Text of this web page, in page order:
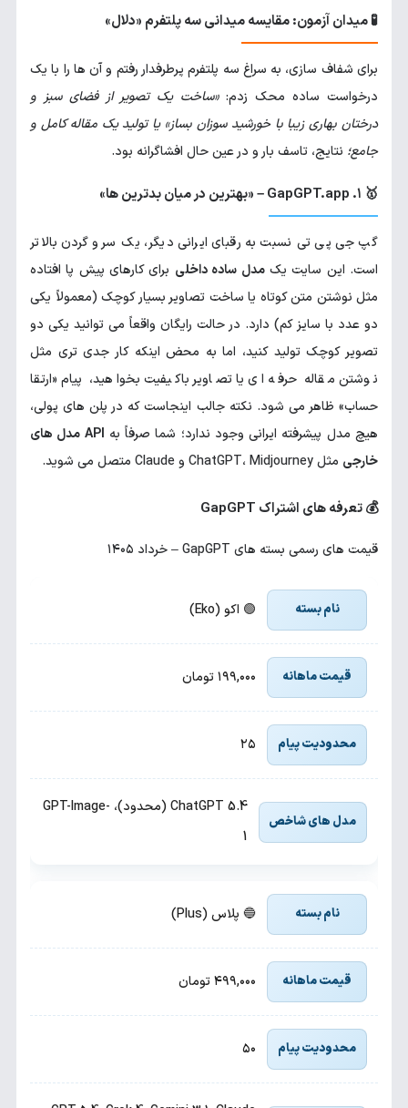
🧪 میدان آزمون: مقایسه میدانی سه پلتفرم «دلال»
برای شفاف سازی، به سراغ سه پلتفرم پرطرفدار رفتم و آن ها را با یک
درخواست ساده محک زدم:«ساخت یک تصویر از فضای سبز و
درختان بهاری زیبا با خورشید سوزان بساز» یا تولید یک مقاله کامل و
جامع؛ نتایج، تاسف بار و در عین حال افشاگرانه بود.
🥇 ۱. GapGPT.app – «بهترین در میان بدترین ها»
گپ جی پی تی نسبت به رقبای ایرانی دیگر، یک سر و گردن بالاتر
است. این سایت یکمدل ساده داخلی برای کارهای پیش پا افتاده
مثل نوشتن متن کوتاه یا ساخت تصاویر بسیار کوچک (معمولاً یکی
دو عدد با سایز کم) دارد. در حالت رایگان واقعاً می توانید یکی دو
تصویر کوچک تولید کنید، اما به محض اینکه کار جدی تری مثل
نوشتن مقاله حرفه ای یا تصاویر باکیفیت بخواهید، پیام «ارتقا
حساب» ظاهر می شود. نکته جالب اینجاست که در پلن های پولی،
هیچ مدل پیشرفته ایرانی وجود ندارد؛ شما صرفاً به
API مدل های
خارجی مثل ChatGPT، Midjourney و Claude متصل می شوید.
💰 تعرفه های اشتراک GapGPT
قیمت های رسمی بسته های GapGPT – خرداد ۱۴۰۵
🟢 اکو (Eko)
۱۹۹,۰۰۰ تومان
۲۵
ChatGPT 5.4 (محدود)، GPT-Image-
1
🔵 پلاس (Plus)
۴۹۹,۰۰۰ تومان
۵۰